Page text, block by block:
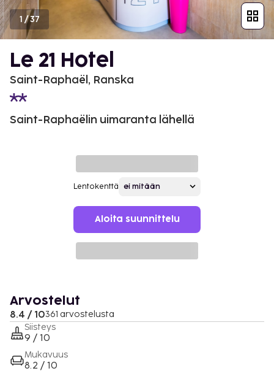
1 /37
Le 21 Hotel
Saint-Raphaël, Ranska
Saint-Raphaëlin uimaranta lähellä
Lentokenttä
Aloita suunnittelu
Arvostelut
8.4 / 10361 arvostelusta
Siisteys
9 / 10
Mukavuus
8.2 / 10